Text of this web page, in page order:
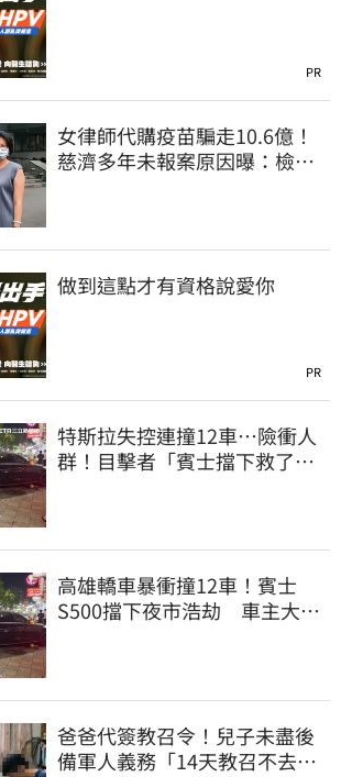
PR
女律師代購疫苗騙走10.6億！
慈濟多年未報案原因曝：檢警
做到這點才有資格說愛你
PR
特斯拉失控連撞12車…險衝人
群！目擊者「賓士擋下救了好
高雄轎車暴衝撞12車！賓士
S500擋下夜市浩劫 車主大
爸爸代簽教召令！兒子未盡後
備軍人義務「14天教召不去」